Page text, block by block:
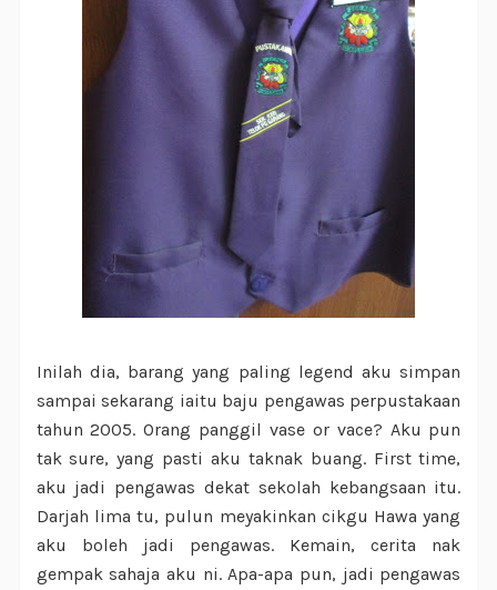
Inilah dia, barang yang paling legend aku simpan
sampai sekarang iaitu baju pengawas perpustakaan
tahun 2005. Orang panggil vase or vace? Aku pun
tak sure, yang pasti aku taknak buang. First time,
aku jadi pengawas dekat sekolah kebangsaan itu.
Darjah lima tu, pulun meyakinkan cikgu Hawa yang
aku boleh jadi pengawas. Kemain, cerita nak
gempak sahaja aku ni. Apa-apa pun, jadi pengawas